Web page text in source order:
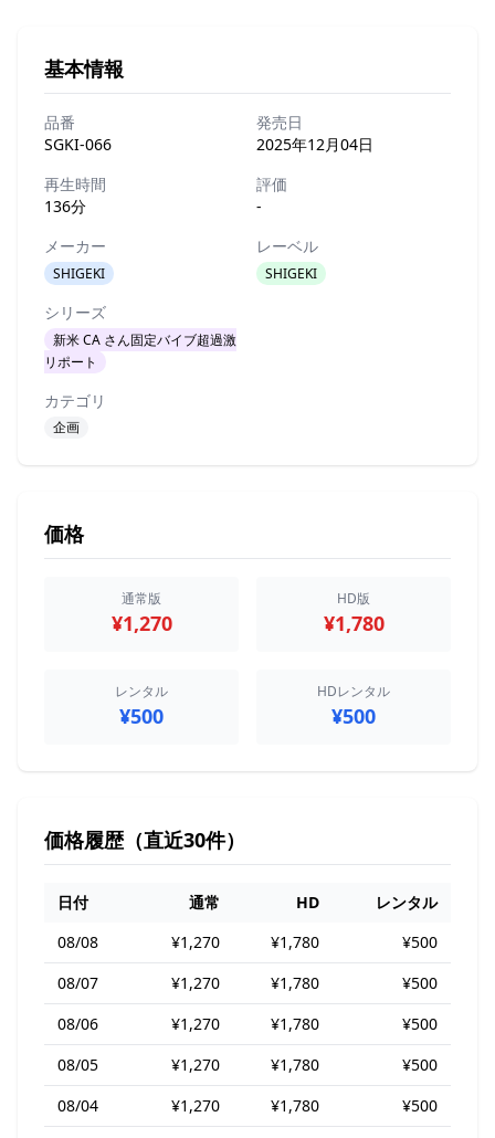
基本情報
品番
SGKI-066
発売日
2025年12月04日
再生時間
136分
評価
-
メーカー
SHIGEKI
レーベル
SHIGEKI
シリーズ
新米 CA さん固定バイブ超過激
リポート
カテゴリ
企画
価格
通常版
¥1,270
HD版
¥1,780
レンタル
¥500
HDレンタル
¥500
価格履歴（直近30件）
日付 通常 HD
レンタル
08/08
¥1,270 ¥1,780
¥500
08/07
¥1,270 ¥1,780
¥500
08/06
¥1,270 ¥1,780
¥500
08/05
¥1,270 ¥1,780
¥500
08/04
¥1,270 ¥1,780
¥500